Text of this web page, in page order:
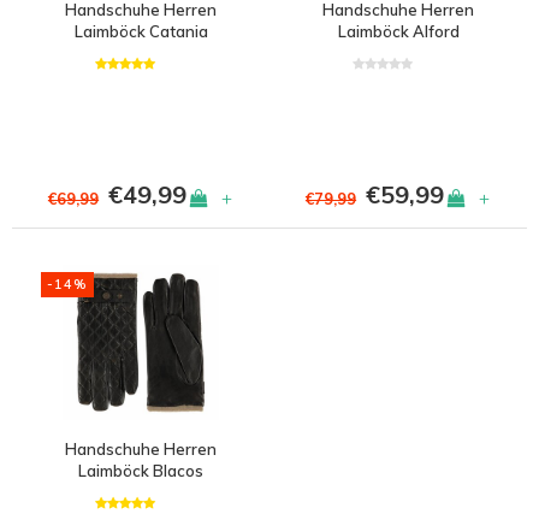
Handschuhe Herren
Laimböck Catania
€69,99 €49,99 +
Handschuhe Herren
Laimböck Alford
€79,99 €59,99 +
-14%
Handschuhe Herren
Laimböck Blacos